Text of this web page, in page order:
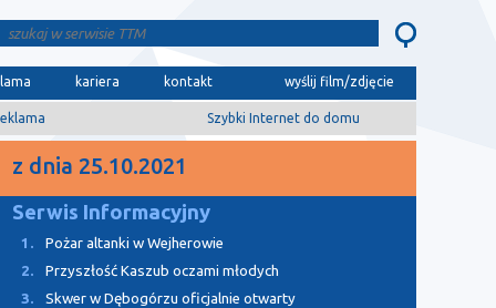
kariera kontakt wyślij film/zdjęcie
Szybki Internet do domu
z dnia 25.10.2021
Serwis Informacyjny
1.
Pożar altanki w Wejherowie
2.
Przyszłość Kaszub oczami młodych
3.
Skwer w Dębogórzu oficjalnie otwarty